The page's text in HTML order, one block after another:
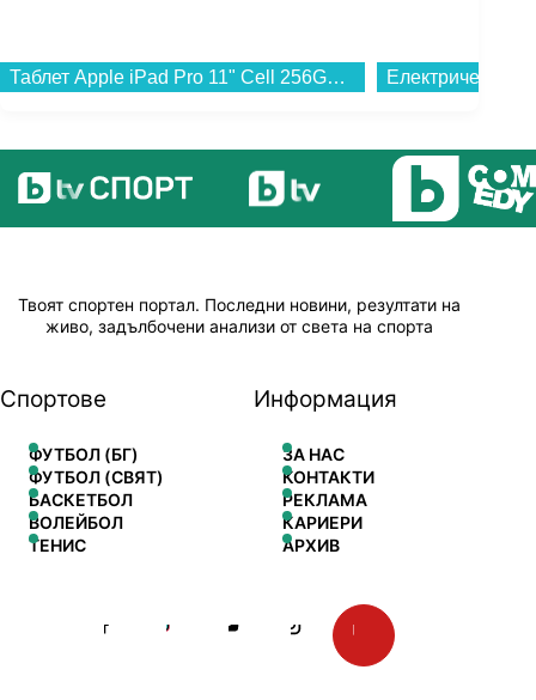
Таблет Apple iPad Pro 11" Cell 256GB Space Black me2n4 , 12 GB, 256 GB...
Твоят спортен портал. Последни новини, резултати на
живо, задълбочени анализи от света на спорта
Спортове
ФУТБОЛ (БГ)
ФУТБОЛ (СВЯТ)
БАСКЕТБОЛ
ВОЛЕЙБОЛ
ТЕНИС
Информация
ЗА НАС
КОНТАКТИ
РЕКЛАМА
КАРИЕРИ
АРХИВ